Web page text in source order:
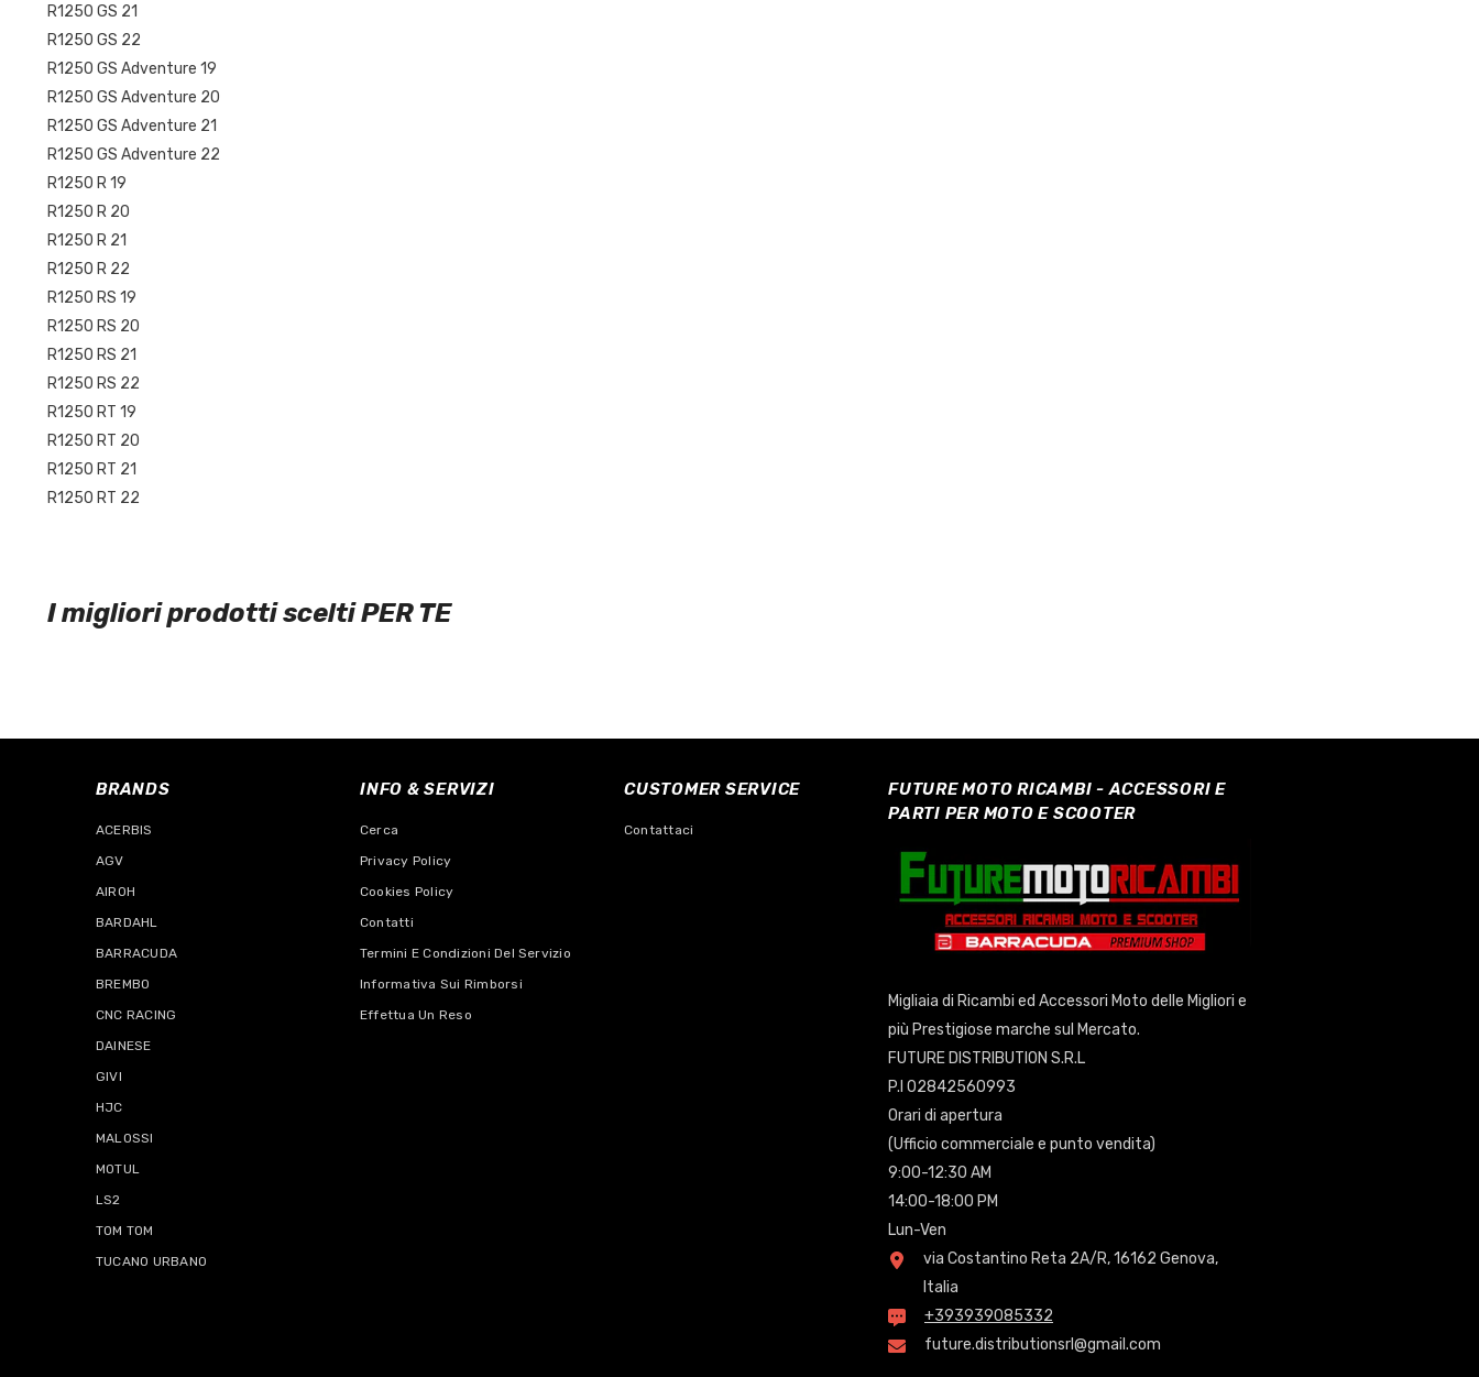
R1250 GS 21
R1250 GS 22
R1250 GS Adventure 19
R1250 GS Adventure 20
R1250 GS Adventure 21
R1250 GS Adventure 22
R1250 R 19
R1250 R 20
R1250 R 21
R1250 R 22
R1250 RS 19
R1250 RS 20
R1250 RS 21
R1250 RS 22
R1250 RT 19
R1250 RT 20
R1250 RT 21
R1250 RT 22
I migliori prodotti scelti PER TE
BRANDS
ACERBIS
AGV
AIROH
BARDAHL
BARRACUDA
BREMBO
CNC RACING
DAINESE
GIVI
HJC
MALOSSI
MOTUL
LS2
TOM TOM
TUCANO URBANO
INFO & SERVIZI
Cerca
Privacy Policy
Cookies Policy
Contatti
Termini E Condizioni Del Servizio
Informativa Sui Rimborsi
Effettua Un Reso
CUSTOMER SERVICE
Contattaci
FUTURE MOTO RICAMBI - ACCESSORI E
PARTI PER MOTO E SCOOTER
Migliaia di Ricambi ed Accessori Moto delle Migliori e
più Prestigiose marche sul Mercato.
FUTURE DISTRIBUTION S.R.L
P.I 02842560993
Orari di apertura
(Ufficio commerciale e punto vendita)
9:00-12:30 AM
14:00-18:00 PM
Lun-Ven
via Costantino Reta 2A/R, 16162 Genova,
Italia
+393939085332
future.distributionsrl@gmail.com